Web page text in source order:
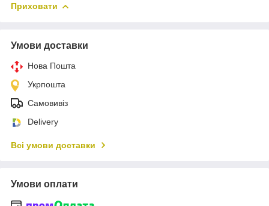
Приховати
Умови доставки
Нова Пошта
Укрпошта
Самовивіз
Delivery
Всі умови доставки
Умови оплати